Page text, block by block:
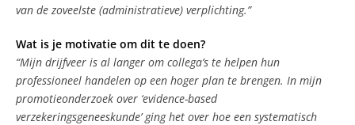
van de zoveelste (administratieve) verplichting.”
Wat is je motivatie om dit te doen?
“Mijn drijfveer is al langer om collega’s te helpen hun
professioneel handelen op een hoger plan te brengen. In mijn
promotieonderzoek over ‘evidence-based
verzekeringsgeneeskunde’ ging het over hoe een systematisch